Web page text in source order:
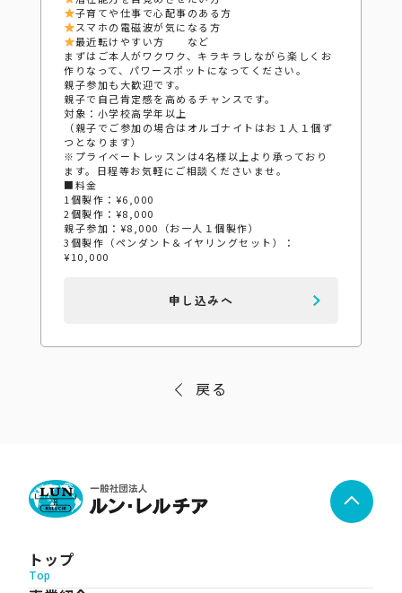
子育てや仕事で心配事のある方
スマホの電磁波が気になる方
最近転けやすい方 など
まずはご本人がワクワク、キラキラしながら楽しくお
作りなって、パワースポットになってください。
親子参加も大歓迎です。
親子で自己肯定感を高めるチャンスです。
対象：小学校高学年以上
（親子でご参加の場合はオルゴナイトはお１人１個ず
つとなります）
※プライベートレッスンは4名様以上より承っており
ます。日程等お気軽にご相談くださいませ。
■料金
1個製作：¥6,000
2個製作：¥8,000
親子参加：¥8,000（お一人１個製作）
3個製作（ペンダント＆イヤリングセット）：
¥10,000
申し込みへ
戻る
トップ
Top